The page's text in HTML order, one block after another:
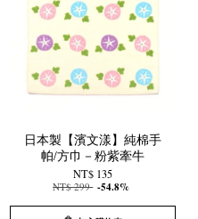
日本製【濱文漾】純棉手
帕/方巾－粉紫牽牛
NT$ 135
NT$ 299 -54.8%